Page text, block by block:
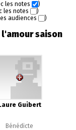
les notes
)
les notes
)
audiences )
saison
Laure Guibert
Bénédicte